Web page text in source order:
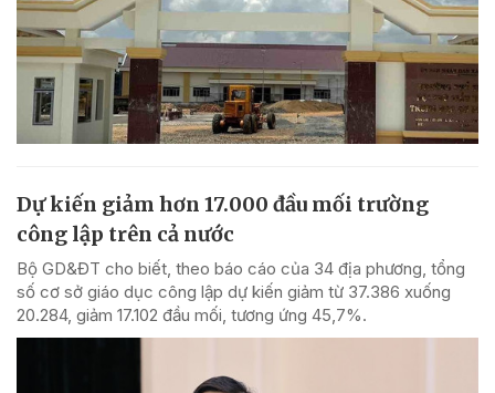
Dự kiến giảm hơn 17.000 đầu mối trường
công lập trên cả nước
Bộ GD&ĐT cho biết, theo báo cáo của 34 địa phương, tổng
số cơ sở giáo dục công lập dự kiến giảm từ 37.386 xuống
20.284, giảm 17.102 đầu mối, tương ứng 45,7%.